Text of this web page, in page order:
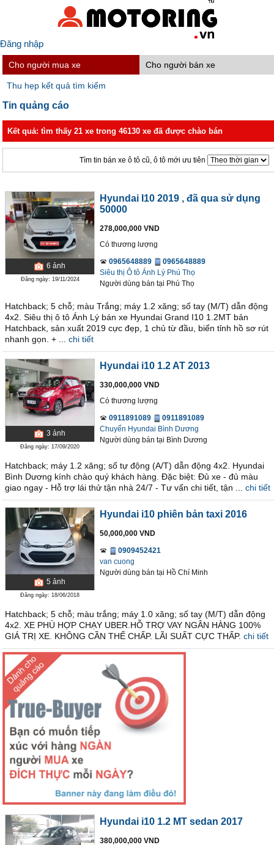
Đăng nhập
Cho người mua xe Cho người bán xe
Thu hẹp kết quả tìm kiếm
Tin quảng cáo
Kết quả: tìm thấy 21 xe trong 46130 xe đã được chào bán
Tìm tin bán xe ô tô cũ, ô tô mới ưu tiên
6 ảnh
Đăng ngày: 19/11/2024
Hyundai I10 2019 , đã qua sử dụng
50000
278,000,000 VND
Có thương lượng
0965648889
0965648889
Siêu thị Ô tô Ánh Lý Phú Thọ
Người dùng bán tại Phú Thọ
Hatchback; 5 chỗ; màu Trắng; máy 1.2 xăng; số tay (M/T) dẫn động
4x2. Siêu thị ô tô Ánh Lý bán xe Hyundai Grand I10 1.2MT bản
Hatchback, sản xuất 2019 cực đẹp, 1 chủ từ đầu, biển tỉnh hồ sơ rút
nhanh gọn. + ...
chi tiết
3 ảnh
Đăng ngày: 17/09/2020
Hyundai i10 1.2 AT 2013
330,000,000 VND
Có thương lượng
0911891089
0911891089
Chuyển Hyundai Bình Dương
Người dùng bán tại Bình Dương
Hatchback; máy 1.2 xăng; số tự động (A/T) dẫn động 4x2. Hyundai
Bình Dương kính chào quý khách hàng. Đặc biệt: Đủ xe - đủ màu
giao ngay - Hỗ trợ lái thử tận nhà 24/7 - Tư vấn chi tiết, tận ...
chi tiết
5 ảnh
Đăng ngày: 18/06/2018
Hyundai i10 phiên bản taxi 2016
50,000,000 VND
0909452421
van cuong
Người dùng bán tại Hồ Chí Minh
Hatchback; 5 chỗ; màu trắng; máy 1.0 xăng; số tay (M/T) dẫn động
4x2. XE PHÙ HỢP CHẠY UBER.HỖ TRỢ VAY NGÂN HÀNG 100%
GIÁ TRỊ XE. KHÔNG CẦN THẾ CHẤP. LÃI SUẤT CỰC THẤP. chi tiết
Hyundai i10 1.2 MT sedan 2017
380,000,000 VND